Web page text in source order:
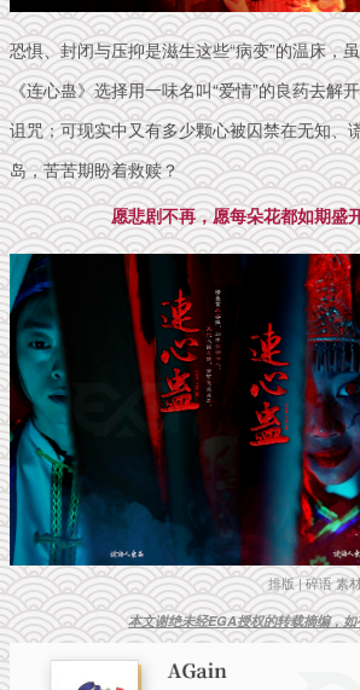
恐惧、封闭与压抑是滋生这些“病变”的温床，
《连心蛊》选择用一味名叫“爱情”的良药去解
诅咒；可现实中又有多少颗心被囚禁在无知、
岛，苦苦期盼着救赎？
愿悲剧不再，愿每朵花都如期盛
排版 | 碎语 素
本文谢绝未经EGA授权的转载摘编，